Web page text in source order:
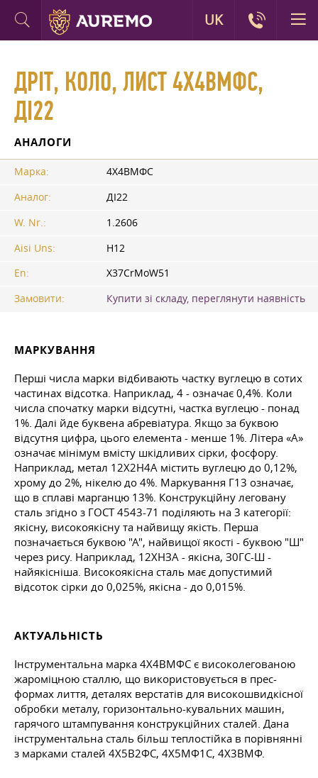
ДРІТ, КОЛО, ЛИСТ 4Х4ВМФС,
ДІ22
АНАЛОГИ
Марка:
4Х4ВМФС
Аналог:
ДІ22
W. Nr.:
1.2606
Aisi Uns:
H12
En:
X37CrMoW51
Замовити:
Купити зі складу, переглянути наявність
МАРКУВАННЯ
Перші числа марки відбивають частку вуглецю в сотих
частинах відсотка. Наприклад, 4 - означає 0,4%. Коли
числа спочатку марки відсутні, частка вуглецю - понад
1%. Далі йде буквена абревіатура. Якщо за буквою
відсутня цифра, цього елемента - менше 1%. Літера «А»
означає мінімум вмісту шкідливих сірки, фосфору.
Наприклад, метал 12Х2Н4А містить вуглецю до 0,12%,
хрому до 2%, нікелю до 4%. Маркування Г13 означає,
що в сплаві марганцю 13%. Конструкційну леговану
сталь згідно з ГОСТ 4543-71 поділяють на 3 категорії:
якісну, високоякісну та найвищу якість. Перша
позначається буквою "А", найвищої якості - буквою "Ш"
через рису. Наприклад, 12ХНЗА - якісна, З0ГС-Ш -
найякісніша. Високоякісна сталь має допустимий
відсоток сірки до 0,025%, якісна - до 0,015%.
АКТУАЛЬНІСТЬ
Інструментальна марка 4Х4ВМФС є високолегованою
жароміцною сталлю, що використовується в прес-
формах лиття, деталях верстатів для високошвидкісної
обробки металу, горизонтально-кувальних машин,
гарячого штампування конструкційних сталей. Дана
інструментальна сталь більш теплостійка в порівнянні
з марками сталей 4Х5В2ФС, 4Х5МФ1С, 4Х3ВМФ.
UK